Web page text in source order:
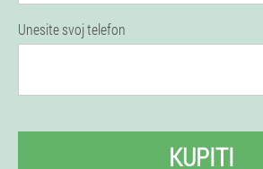
Unesite svoj telefon
KUPITI